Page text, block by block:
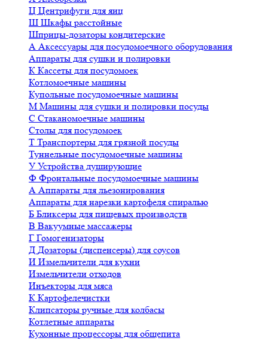
Ц Центрифуги для яиц
Ш Шкафы расстойные
Шприцы-дозаторы кондитерские
А Аксессуары для посудомоечного оборудования
Аппараты для сушки и полировки
К Кассеты для посудомоек
Котломоечные машины
Купольные посудомоечные машины
М Машины для сушки и полировки посуды
С Стаканомоечные машины
Столы для посудомоек
Т Транспортеры для грязной посуды
Туннельные посудомоечные машины
У Устройства душирующие
Ф Фронтальные посудомоечные машины
А Аппараты для льезонирования
Аппараты для нарезки картофеля спиралью
Б Бликсеры для пищевых производств
В Вакуумные массажеры
Г Гомогенизаторы
Д Дозаторы (диспенсеры) для соусов
И Измельчители для кухни
Измельчители отходов
Инъекторы для мяса
К Картофелечистки
Клипсаторы ручные для колбасы
Котлетные аппараты
Кухонные процессоры для общепита